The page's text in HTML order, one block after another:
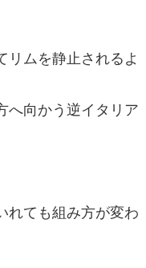
ムを静止されるよ
へ向かう逆イタリア
れても組み方が変わ